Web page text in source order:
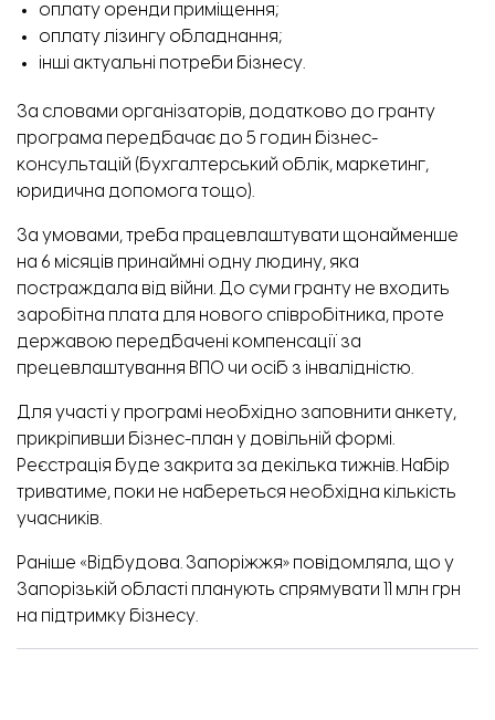
оплату оренди приміщення;
оплату лізингу обладнання;
інші актуальні потреби бізнесу.
За словами організаторів, додатково до гранту
програма передбачає до 5 годин бізнес-
консультацій (бухгалтерський облік, маркетинг,
юридична допомога тощо).
За умовами, треба працевлаштувати щонайменше
на 6 місяців принаймні одну людину, яка
постраждала від війни. До суми гранту не входить
заробітна плата для нового співробітника, проте
державою передбачені компенсації за
прецевлаштування ВПО чи осіб з інвалідністю.
Для участі у програмі необхідно заповнити анкету,
прикріпивши бізнес-план у довільній формі.
Реєстрація буде закрита за декілька тижнів. Набір
триватиме, поки не набереться необхідна кількість
учасників.
Раніше «Відбудова. Запоріжжя» повідомляла, що у
Запорізькій області планують спрямувати 11 млн грн
на підтримку бізнесу.